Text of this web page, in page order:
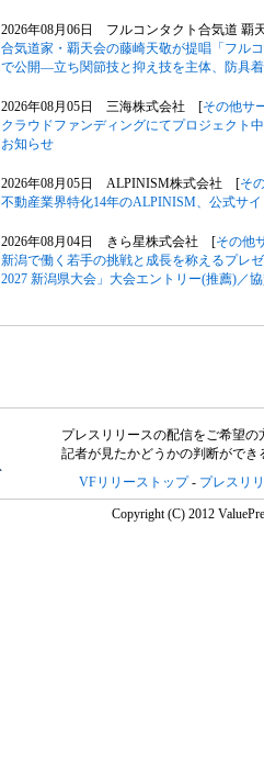
2026年08月06日 フルコンタクト合気道
合気道家・覇天会の藤崎天敬が提唱「フル
で公開―立ち関節技と抑え技を主体、防具
2026年08月05日 三海株式会社 [その他サ
クラウドファンディングにてプロジェクト
お知らせ
2026年08月05日 ALPINISM株式会社 [そ
不動産業界特化14年のALPINISM、公式サ
2026年08月04日 きら星株式会社 [その他
新潟で働く若手の挑戦と成長を称えるプレ
2027 新潟県大会」大会エントリー(推薦)／
プレスリリースの配信をご希望の
記者が見たかどうかの判断がで
VFリリーストップ- プレスリ
Copyright (C) 2012